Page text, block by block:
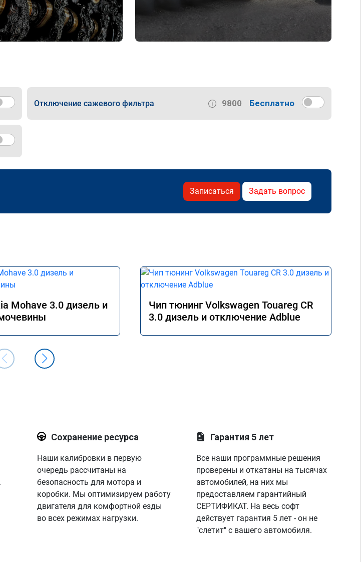
Отключение сажевого фильтра 9800 Бесплатно
Записаться Задать вопрос
Mohave 3.0 дизель и
Чип тюнинг Volkswagen Touareg CR
3.0 дизель и отключение Adblue
Сохранение ресурса
Наши калибровки в первую
очередь рассчитаны на
безопасность для мотора и
коробки. Мы оптимизируем работу
двигателя для комфортной езды
во всех режимах нагрузки.
Гарантия 5 лет
Все наши программные решения
проверены и откатаны на тысячах
автомобилей, на них мы
предоставляем гарантийный
СЕРТИФИКАТ. На весь софт
действует гарантия 5 лет - он не
"слетит" с вашего автомобиля.